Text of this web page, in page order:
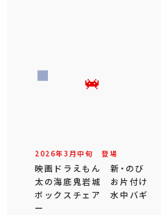
2026年3 月中旬 登場
映画ドラえもん 新・のび
太の海底鬼岩城 お片付け
ボックスチェア 水中バギ
ー